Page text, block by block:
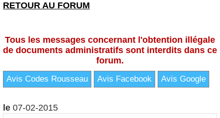
RETOUR AU FORUM
Tous les messages concernant l'obtention illégale
de documents administratifs sont interdits dans ce
forum.
Avis Codes Rousseau Avis Facebook Avis Google
le 07-02-2015